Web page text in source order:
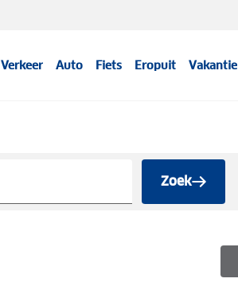
Verkeer Auto Fiets Eropuit Vakantie
Zoek